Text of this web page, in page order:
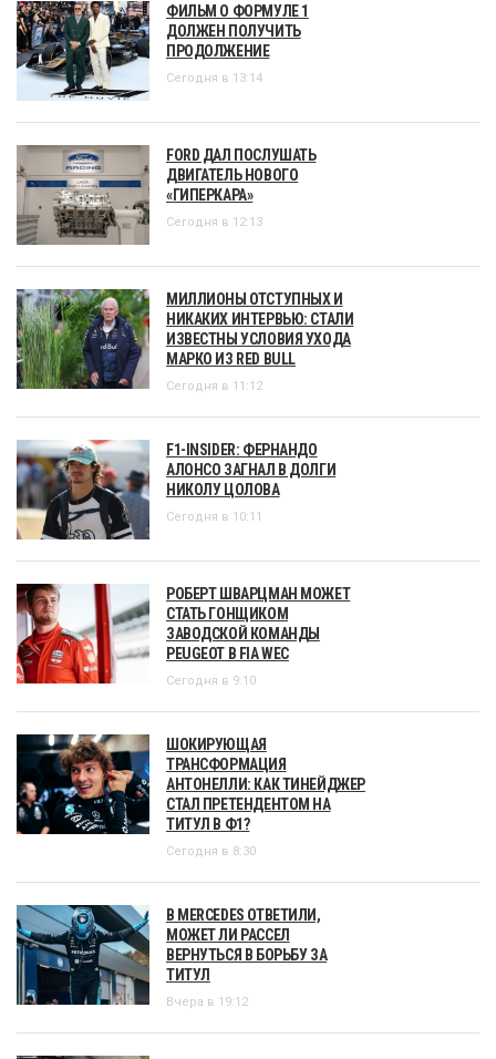
ФИЛЬМ О ФОРМУЛЕ 1
ДОЛЖЕН ПОЛУЧИТЬ
ПРОДОЛЖЕНИЕ
Сегодня в 13:14
FORD ДАЛ ПОСЛУШАТЬ
ДВИГАТЕЛЬ НОВОГО
«ГИПЕРКАРА»
Сегодня в 12:13
МИЛЛИОНЫ ОТСТУПНЫХ И
НИКАКИХ ИНТЕРВЬЮ: СТАЛИ
ИЗВЕСТНЫ УСЛОВИЯ УХОДА
МАРКО ИЗ RED BULL
Сегодня в 11:12
F1-INSIDER: ФЕРНАНДО
АЛОНСО ЗАГНАЛ В ДОЛГИ
НИКОЛУ ЦОЛОВА
Сегодня в 10:11
РОБЕРТ ШВАРЦМАН МОЖЕТ
СТАТЬ ГОНЩИКОМ
ЗАВОДСКОЙ КОМАНДЫ
PEUGEOT В FIA WEC
Сегодня в 9:10
ШОКИРУЮЩАЯ
ТРАНСФОРМАЦИЯ
АНТОНЕЛЛИ: КАК ТИНЕЙДЖЕР
СТАЛ ПРЕТЕНДЕНТОМ НА
ТИТУЛ В Ф1?
Сегодня в 8:30
В MERCEDES ОТВЕТИЛИ,
МОЖЕТ ЛИ РАССЕЛ
ВЕРНУТЬСЯ В БОРЬБУ ЗА
ТИТУЛ
Вчера в 19:12